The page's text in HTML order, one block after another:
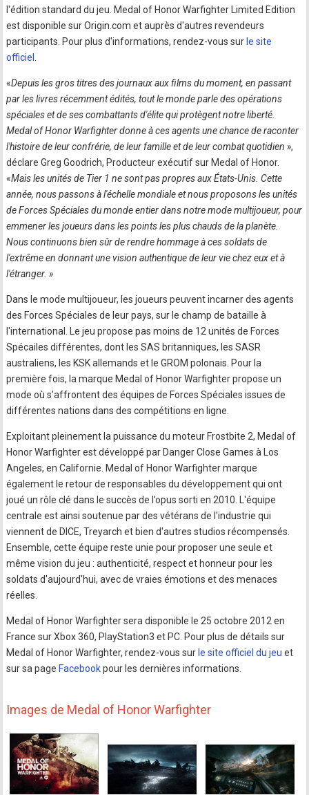
l'édition standard du jeu. Medal of Honor Warfighter Limited Edition
est disponible sur Origin.com et auprès d'autres revendeurs
participants. Pour plus d'informations, rendez-vous sur le site
officiel
«Depuis les gros titres des journaux aux films du moment, en passant
par les livres récemment édités, tout le monde parle des opérations
spéciales et de ses combattants d'élite qui protègent notre liberté.
Medal of Honor Warfighter donne à ces agents une chance de raconter
l'histoire de leur confrérie, de leur famille et de leur combat quotidien »,
déclare Greg Goodrich, Producteur exécutif sur Medal of Honor.
«Mais les unités de Tier 1 ne sont pas propres aux États-Unis. Cette
année, nous passons à l'échelle mondiale et nous proposons les unités
de Forces Spéciales du monde entier dans notre mode multijoueur, pour
emmener les joueurs dans les points les plus chauds de la planète.
Nous continuons bien sûr de rendre hommage à ces soldats de
l'extrême en donnant une vision authentique de leur vie chez eux et à
l'étranger. »
Dans le mode multijoueur, les joueurs peuvent incarner des agents
des Forces Spéciales de leur pays, sur le champ de bataille à
l'international. Le jeu propose pas moins de 12 unités de Forces
Spécailes différentes, dont les SAS britanniques, les SASR
australiens, les KSK allemands et le GROM polonais. Pour la
première fois, la marque Medal of Honor Warfighter propose un
mode où s’affrontent des équipes de Forces Spéciales issues de
différentes nations dans des compétitions en ligne.
Exploitant pleinement la puissance du moteur Frostbite 2, Medal of
Honor Warfighter est développé par Danger Close Games à Los
Angeles, en Californie. Medal of Honor Warfighter marque
également le retour de responsables du développement qui ont
joué un rôle clé dans le succès de l’opus sorti en 2010. L'équipe
centrale est ainsi soutenue par des vétérans de l'industrie qui
viennent de DICE, Treyarch et bien d'autres studios récompensés.
Ensemble, cette équipe reste unie pour proposer une seule et
même vision du jeu : authenticité, respect et honneur pour les
soldats d'aujourd'hui, avec de vraies émotions et des menaces
réelles.
Medal of Honor Warfighter sera disponible le 25 octobre 2012 en
France sur Xbox 360, PlayStation3 et PC. Pour plus de détails sur
Medal of Honor Warfighter, rendez-vous sur le site officiel du jeu et
sur sa page Facebookpour les dernières informations.
Images de Medal of Honor Warfighter